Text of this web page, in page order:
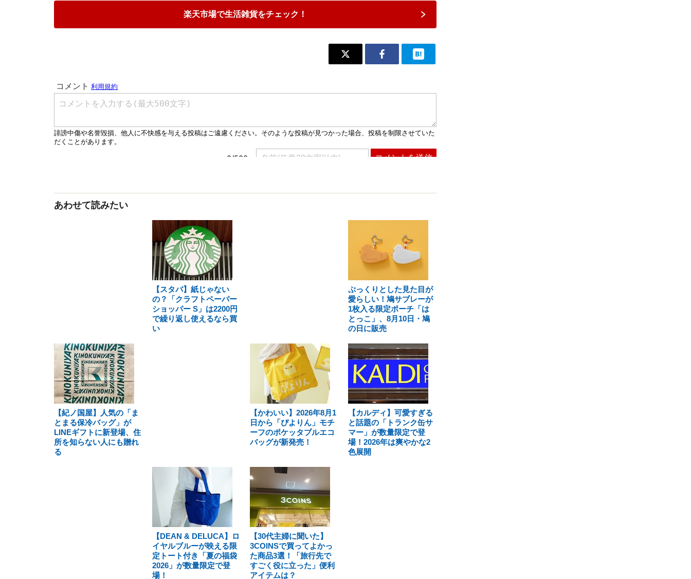
楽天市場で生活雑貨をチェック！
あわせて読みたい
【スタバ】紙じゃない
の？「クラフトペーパー
ショッパー S」は2200円
で繰り返し使えるなら買
い
ぷっくりとした見た目が
愛らしい！鳩サブレーが
1枚入る限定ポーチ「は
とっこ」、8月10日・鳩
の日に販売
【紀ノ国屋】人気の「ま
とまる保冷バッグ」が
LINEギフトに新登場、住
所を知らない人にも贈れ
る
【かわいい】2026年8月1
日から「ぴよりん」モチ
ーフのポケッタブルエコ
バッグが新発売！
【カルディ】可愛すぎる
と話題の「トランク缶サ
マー」が数量限定で登
場！2026年は爽やかな2
色展開
【DEAN & DELUCA】ロ
イヤルブルーが映える限
定トート付き「夏の福袋
2026」が数量限定で登
場！
【30代主婦に聞いた】
3COINSで買ってよかっ
た商品3選！「旅行先で
すごく役に立った」便利
アイテムは？